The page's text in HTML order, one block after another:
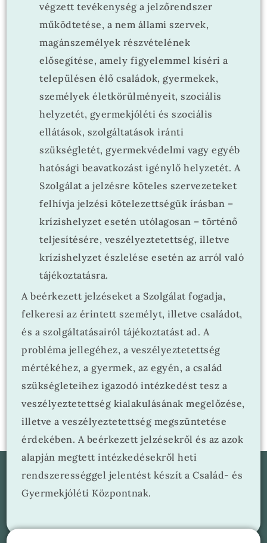
végzett tevékenység a jelzőrendszer
működtetése, a nem állami szervek,
magánszemélyek részvételének
elősegítése, amely figyelemmel kíséri a
településen élő családok, gyermekek,
személyek életkörülményeit, szociális
helyzetét, gyermekjóléti és szociális
ellátások, szolgáltatások iránti
szükségletét, gyermekvédelmi vagy egyéb
hatósági beavatkozást igénylő helyzetét. A
Szolgálat a jelzésre köteles szervezeteket
felhívja jelzési kötelezettségük írásban –
krízishelyzet esetén utólagosan – történő
teljesítésére, veszélyeztetettség, illetve
krízishelyzet észlelése esetén az arról való
tájékoztatásra.
A beérkezett jelzéseket a Szolgálat fogadja,
felkeresi az érintett személyt, illetve családot,
és a szolgáltatásairól tájékoztatást ad. A
probléma jellegéhez, a veszélyeztetettség
mértékéhez, a gyermek, az egyén, a család
szükségleteihez igazodó intézkedést tesz a
veszélyeztetettség kialakulásának megelőzése,
illetve a veszélyeztetettség megszüntetése
érdekében. A beérkezett jelzésekről és az azok
alapján megtett intézkedésekről heti
rendszerességgel jelentést készít a Család- és
Gyermekjóléti Központnak.